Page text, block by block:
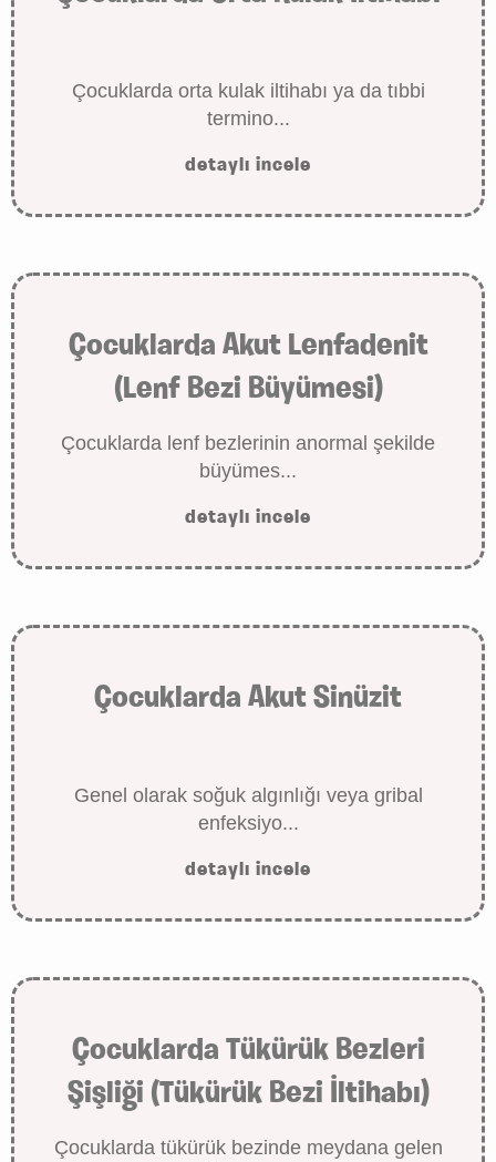
Çocuklarda orta kulak iltihabı ya da tıbbi
termino...
detaylı incele
Çocuklarda Akut Lenfadenit
(Lenf Bezi Büyümesi)
Çocuklarda lenf bezlerinin anormal şekilde
büyümes...
detaylı incele
Çocuklarda Akut Sinüzit
Genel olarak soğuk algınlığı veya gribal
enfeksiyo...
detaylı incele
Çocuklarda Tükürük Bezleri
Şişliği (Tükürük Bezi İltihabı)
Çocuklarda tükürük bezinde meydana gelen